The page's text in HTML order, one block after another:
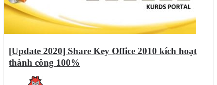
[Update 2020] Share Key Office 2010 kích hoạt
thành công 100%